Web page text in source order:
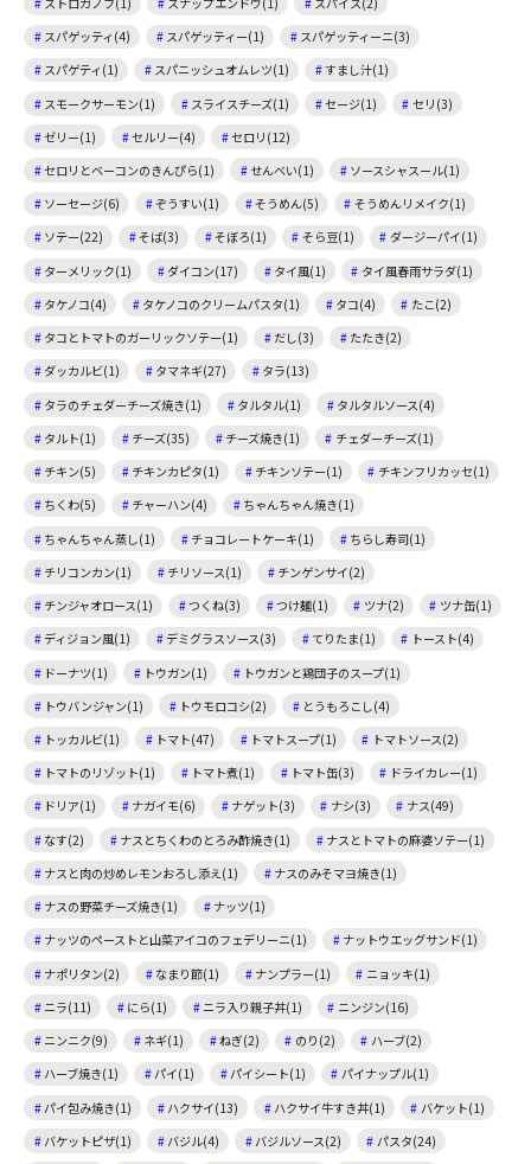
スパゲッティ(4)
スパゲッティー(1)
スパゲッティーニ(3)
スパゲティ(1)
スパニッシュオムレツ(1)
すまし汁(1)
スモークサーモン(1)
スライスチーズ(1) セージ(1)
セリ(3)
ゼリー(1)
セルリー(4)
セロリ(12)
セロリとベーコンのきんぴら(1)
せんべい(1)
ソースシャスール(1)
ソーセージ(6)
ぞうすい(1) そうめん(5)
そうめんリメイク(1)
ソテー(22)
そば(3) そぼろ(1) そら豆(1)
ダージーパイ(1)
ターメリック(1)
ダイコン(17) タイ風(1)
タイ風春雨サラダ(1)
タケノコ(4)
タケノコのクリームパスタ(1) タコ(4)
たこ(2)
タコとトマトのガーリックソテー(1)
だし(3)
たたき(2)
ダッカルビ(1)
タマネギ(27)
タラ(13)
タラのチェダーチーズ焼き(1)
タルタル(1)
タルタルソース(4)
タルト(1)
チーズ(35) チーズ焼き(1)
チェダーチーズ(1)
チキン(5)
チキンカピタ(1) チキンソテー(1)
チキンフリカッセ(1)
ちくわ(5)
チャーハン(4)
ちゃんちゃん焼き(1)
ちゃんちゃん蒸し(1)
チョコレートケーキ(1)
ちらし寿司(1)
チリコンカン(1)
チリソース(1)
チンゲンサイ(2)
チンジャオロース(1)
つくね(3) つけ麺(1) ツナ(2)
ツナ缶(1)
ディジョン風(1)
デミグラスソース(3) てりたま(1)
トースト(4)
ドーナツ(1)
トウガン(1)
トウガンと鶏団子のスープ(1)
トウバンジャン(1)
トウモロコシ(2)
とうもろこし(4)
トッカルビ(1)
トマト(47) トマトスープ(1)
トマトソース(2)
トマトのリゾット(1)
トマト煮(1) トマト缶(3)
ドライカレー(1)
ドリア(1)
ナガイモ(6) ナゲット(3) ナシ(3)
ナス(49)
なす(2)
ナスとちくわのとろみ酢焼き(1)
ナスとトマトの麻婆ソテー(1)
ナスと肉の炒めレモンおろし添え(1)
ナスのみそマヨ焼き(1)
ナスの野菜チーズ焼き(1)
ナッツ(1)
ナッツのペーストと山菜アイコのフェデリーニ(1)
ナットウエッグサンド(1)
ナポリタン(2)
なまり節(1) ナンプラー(1)
ニョッキ(1)
ニラ(11)
にら(1) ニラ入り親子丼(1)
ニンジン(16)
ニンニク(9)
ネギ(1) ねぎ(2) のり(2)
ハーブ(2)
ハーブ焼き(1)
パイ(1) パイシート(1)
パイナップル(1)
パイ包み焼き(1)
ハクサイ(13) ハクサイ牛すき丼(1)
バケット(1)
バケットピザ(1)
バジル(4) バジルソース(2)
パスタ(24)